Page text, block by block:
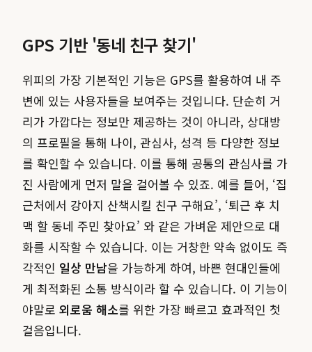
GPS 기반 '동네 친구 찾기'
위피의 가장 기본적인 기능은 GPS를 활용하여 내 주
변에 있는 사용자들을 보여주는 것입니다. 단순히 거
리가 가깝다는 정보만 제공하는 것이 아니라, 상대방
의 프로필을 통해 나이, 관심사, 성격 등 다양한 정보
를 확인할 수 있습니다. 이를 통해 공통의 관심사를 가
진 사람에게 먼저 말을 걸어볼 수 있죠. 예를 들어, ‘집
근처에서 강아지 산책시킬 친구 구해요’, ‘퇴근 후 치
맥 할 동네 주민 찾아요’ 와 같은 가벼운 제안으로 대
화를 시작할 수 있습니다. 이는 거창한 약속 없이도 즉
각적인 일상 만남을 가능하게 하여, 바쁜 현대인들에
게 최적화된 소통 방식이라 할 수 있습니다. 이 기능이
야말로 외로움 해소를 위한 가장 빠르고 효과적인 첫
걸음입니다.